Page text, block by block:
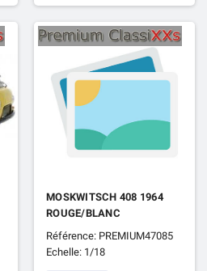
MOSKWITSCH 408 1964
ROUGE/BLANC
Référence: PREMIUM47085
Echelle: 1/18